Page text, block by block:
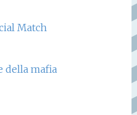
Match
della mafia